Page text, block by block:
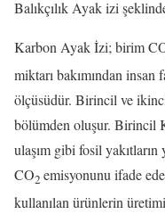
Balıkçılık Ayak izi
Karbon Ayak İzi; birim
miktarı bakımından
ölçüsüdür. Birincil ve
bölümden oluşur. Birincil
ulaşım gibi fosil yakıtların
CO2emisyonunu ifade
kullanılan ürünlerin